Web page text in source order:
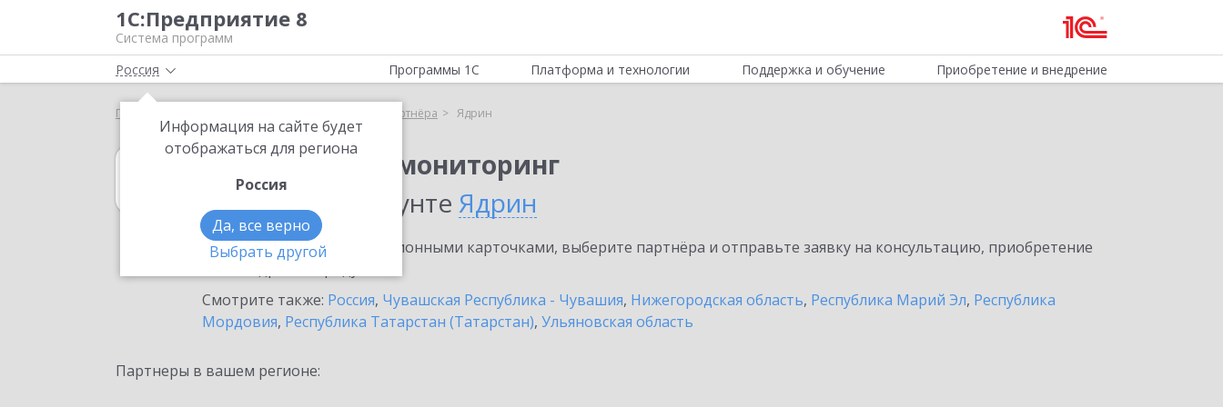
1С:Предприятие 8
Система программ
Россия
Информация на сайте будет
отображаться для региона
Россия
Да, все верно
Выбрать другой
Программы 1С Платформа и технологии Поддержка и обучение Приобретение и внедрение
Главная Выбор партнёра Ядрин
1С:Налоговый мониторинг
в населенном пунте Ядрин
Ознакомьтесь с информационными карточками, выберите партнёра и отправьте заявку на консультацию, приобретение
Смотрите также: Россия, Чувашская Республика - Чувашия, Нижегородская область, Республика Марий Эл, Республика
Мордовия, Республика Татарстан (Татарстан), Ульяновская область
Партнеры в вашем регионе: